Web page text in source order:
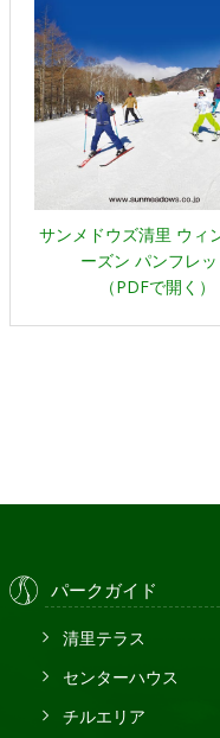
サンメドウズ清里 ウィ
ーズン パンフレッ
（PDFで開く）
パークガイド
清里テラス
センターハウス
チルエリア